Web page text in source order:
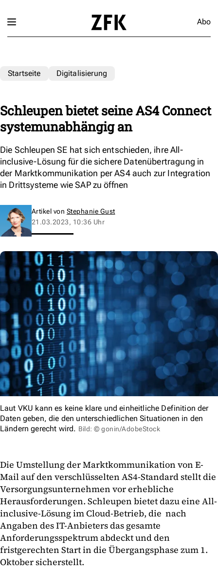
Abo
Startseite Digitalisierung
Schleupen bietet seine AS4 Connect
systemunabhängig an
Die Schleupen SE hat sich entschieden, ihre All-
inclusive-Lösung für die sichere Datenübertragung in
der Marktkommunikation per AS4 auch zur Integration
in Drittsysteme wie SAP zu öffnen
Artikel von Stephanie Gust
21.03.2023, 10:36 Uhr
Laut VKU kann es keine klare und einheitliche Definition der
Daten geben, die den unterschiedlichen Situationen in den
Ländern gerecht wird. Bild: © gonin/AdobeStock
Die Umstellung der Marktkommunikation von E-
Mail auf den verschlüsselten AS4-Standard stellt die
Versorgungsunternehmen vor erhebliche
Herausforderungen. Schleupen bietet dazu eine All-
inclusive-Lösung im Cloud-Betrieb, die nach
Angaben des IT-Anbieters das gesamte
Anforderungsspektrum abdeckt und den
fristgerechten Start in die Übergangsphase zum 1.
Oktober sicherstellt.